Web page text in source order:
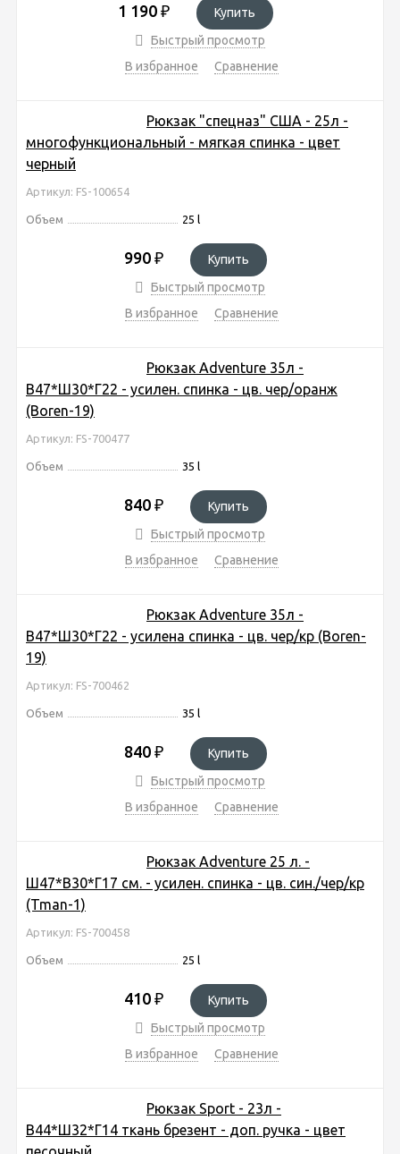
1 190 ₽
Купить
Быстрый просмотр
В избранное
Сравнение
Рюкзак "спецназ" США - 25л -
многофункциональный - мягкая спинка - цвет
черный
Артикул: FS-100654
Объем 25 l
990 ₽
Купить
Быстрый просмотр
В избранное
Сравнение
Рюкзак Adventure 35л -
В47*Ш30*Г22 - усилен. спинка - цв. чер/оранж
(Boren-19)
Артикул: FS-700477
Объем 35 l
840 ₽
Купить
Быстрый просмотр
В избранное
Сравнение
Рюкзак Adventure 35л -
В47*Ш30*Г22 - усилена спинка - цв. чер/кр (Boren-
19)
Артикул: FS-700462
Объем 35 l
840 ₽
Купить
Быстрый просмотр
В избранное
Сравнение
Рюкзак Adventure 25 л. -
Ш47*В30*Г17 см. - усилен. спинка - цв. син./чер/кр
(Tman-1)
Артикул: FS-700458
Объем 25 l
410 ₽
Купить
Быстрый просмотр
В избранное
Сравнение
Рюкзак Sport - 23л -
В44*Ш32*Г14 ткань брезент - доп. ручка - цвет